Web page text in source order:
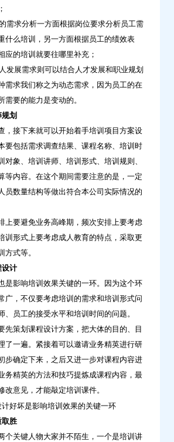
需求分析一方面根据岗位要求分析员工需
什么培训，另一方面根据员工的绩效表
应的培训就要往哪里补充；
发展需求则可以结合人才发展和职业规划
需求我们称之为动态需求，因为员工的在
需要的能力是变动的。
划
，接下来就可以开始着手培训项目方案设
要包括需求调查结果、课程名称、培训时
对象、培训讲师、培训形式、培训规则、
等内容。在这个期间需要注意的是，一定
员数量结构等做出符合本公司实际情况的
上要避免业务高峰期，频次安排上要考虑
训形式上要考虑成人教育的特点，采取更
方式等。
设计
是影响培训效果关键的一环。因为这个环
广，不仅要考虑培训的需求和培训形式问
、员工的接受水平和培训时间的问题。
先策划课程设计方案，把大体的目的、目
了一遍。紧接着可以邀请业务精英进行研
步确定下来，之后又进一步对课程内容进
务精英的方法和技巧提炼成课程内容，最
改意见，才能敲定培训课件。
取胜
个关键人物大家并不陌生，一个是培训讲